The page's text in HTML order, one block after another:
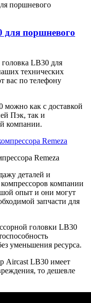
поршневого
для поршневого
LB30 для
технических
вас по телефону
можно как с доставкой
Пэк, так и
компании.
Remeza
деталей и
компании
опыт и они могут
запчасти для
головки LB30
уменьшения ресурса.
Aircast LB30 имеет
то дешевле